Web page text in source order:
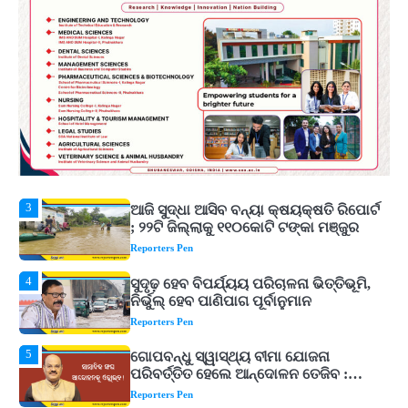
ନିୟମିତ ଜପ କରନ୍ତୁ ଭଗବାନ ଶିବଙ୍କ ଏହି
୩ଟି ଶକ୍ତିଶାଳୀ ମନ୍ତ୍ର, ଦୂର ହୋଇପାରେ
ଆର୍ଥିକ ସଙ୍କଟ
୨୦୨୭ ବିଶ୍ୱକପ ପାଇଁ ରବି ଶାସ୍ତ୍ରୀଙ୍କ ଟିମ୍,
ଆକାଶ ଚୋପ୍ରା ଦେଲେ ୧୦ରୁ ୮ ମାର୍କ
3
ଆଜି ସୁଦ୍ଧା ଆସିବ ବନ୍ୟା କ୍ଷୟକ୍ଷତି ରିପୋର୍ଟ
; ୨୨ଟି ଜିଲ୍ଲାକୁ ୧୧୦କୋଟି ଟଙ୍କା ମଞ୍ଜୁର
4
ସୁଦୃଢ଼ ହେବ ବିପର୍ଯ୍ୟୟ ପରିଚାଳନା ଭିତ୍ତିଭୂମି,
ନିର୍ଭୁଲ୍ ହେବ ପାଣିପାଗ ପୂର୍ବାନୁମାନ
Reporters Pen
5
ଗୋପବନ୍ଧୁ ସ୍ୱାସ୍ଥ୍ୟ ବୀମା ଯୋଜନା
ପରିବର୍ତ୍ତିତ ହେଲେ ଆନ୍ଦୋଳନ ତେଜିବ :
ଉତ୍କଳ ସାମ୍ବାଦିକ ସଂଘ
Reporters Pen
1
Shiva Mantras Sawan 2026: ଶ୍ରାବଣରେ
ନିୟମିତ ଜପ କରନ୍ତୁ ଭଗବାନ ଶିବଙ୍କ ଏହି
୩ଟି ଶକ୍ତିଶାଳୀ ମନ୍ତ୍ର, ଦୂର ହୋଇପାରେ